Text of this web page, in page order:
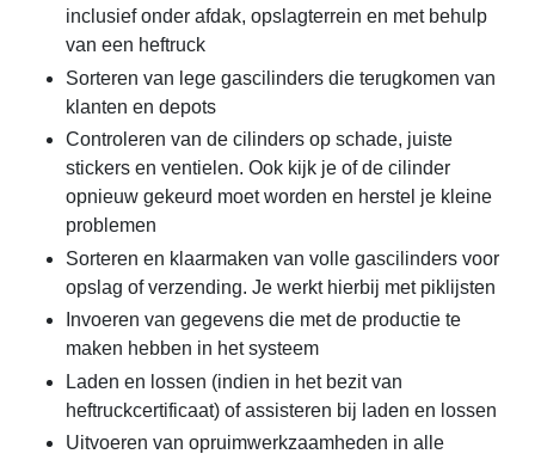
inclusief onder afdak, opslagterrein en met behulp
van een heftruck
Sorteren van lege gascilinders die terugkomen van
klanten en depots
Controleren van de cilinders op schade, juiste
stickers en ventielen. Ook kijk je of de cilinder
opnieuw gekeurd moet worden en herstel je kleine
problemen
Sorteren en klaarmaken van volle gascilinders voor
opslag of verzending. Je werkt hierbij met piklijsten
Invoeren van gegevens die met de productie te
maken hebben in het systeem
Laden en lossen (indien in het bezit van
heftruckcertificaat) of assisteren bij laden en lossen
Uitvoeren van opruimwerkzaamheden in alle